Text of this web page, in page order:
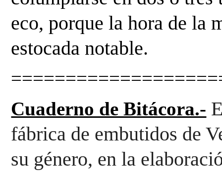
eco, porque la hora de la
estocada notable.
Cuaderno de Bitácora.-
fábrica de embutidos de
su género, en la